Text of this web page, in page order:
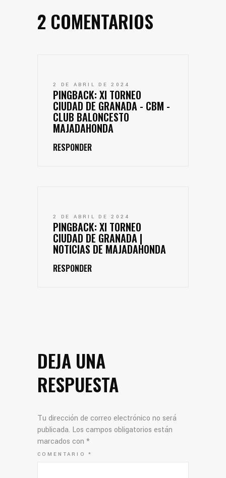
2 COMENTARIOS
2 DE ABRIL DE 2024
PINGBACK: XI TORNEO
CIUDAD DE GRANADA - CBM -
CLUB BALONCESTO
MAJADAHONDA
RESPONDER
2 DE ABRIL DE 2024
PINGBACK: XI TORNEO
CIUDAD DE GRANADA |
NOTICIAS DE MAJADAHONDA
RESPONDER
DEJA UNA
RESPUESTA
Tu dirección de correo electrónico no será
publicada. Los campos obligatorios están
marcados con *
COMENTARIO*